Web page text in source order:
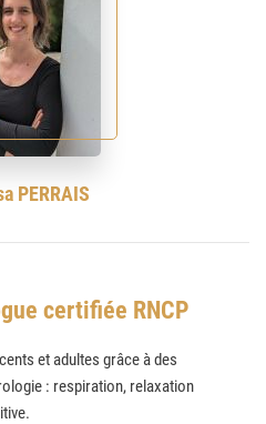
PERRAIS
certifiée RNCP
et adultes grâce à des
: respiration, relaxation